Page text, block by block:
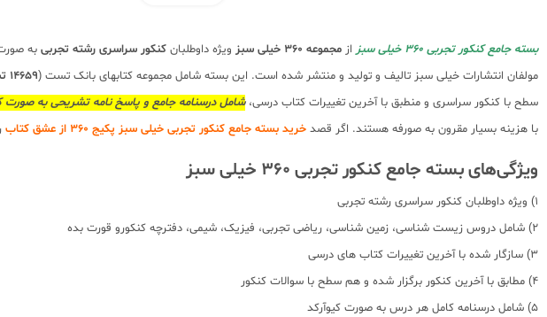
بسته جامع کنکور تجربی 360 خیلی سبز از مجموعه 360 خیلی سبز ویژه داوطلبان کنکور سراسری رشته تجربی به صورت
مولفان انتشارات خیلی سبز تالیف و تولید و منتشر شده است. این بسته شامل مجموعه کتابهای بانک تست (14659 تست
سطح با کنکور سراسری و منطبق با آخرین تغییرات کتاب درسی،شامل درسنامه جامع و پاسخ نامه تشریحی به صورت
با هزینه بسیار مقرون به صورفه هستند. اگر قصد خرید بسته جامع کنکور تجربی خیلی سبز پکیج 360 از عشق کتاب
ویژگی‌های بسته جامع کنکور تجربی 360 خیلی سبز
1) ویژه داوطلبان کنکور سراسری رشته تجربی
2) شامل دروس زیست شناسی، زمین شناسی، ریاضی تجربی، فیزیک، شیمی، دفترچه کنکورو قورت بده
3) سازگار شده با آخرین تغییرات کتاب های درسی
4) مطابق با آخرین کنکور برگزار شده و هم سطح با سوالات کنکور
5) شامل درسنامه کامل هر درس به صورت کیوآرکد